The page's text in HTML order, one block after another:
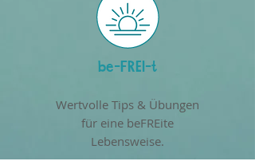
be-FREI-t
Wertvolle Tips & Übungen
für eine beFREite
Lebensweise.